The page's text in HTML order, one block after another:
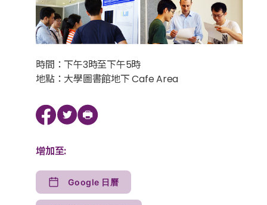
時間：下午3時至下午5時
地點：大學圖書館地下 Cafe Area
增加至:
Google 日曆